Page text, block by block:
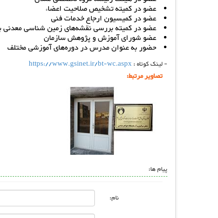
عضو در کمیته تشخیص صلاحیت اعضاء
عضو در کمیسیون ارجاع خدمات فنی
عضو در کمیته بررسی نقشه‌های زمین شناسی
عضو شورای آموزش و پژوهش سازمان
حضور به عنوان مدرس در دوره‌های آموزشی مختلف
- لینک کوتاه : https://www.gsinet.ir/bt-wc.aspx
تصاویر مرتبط:
پیام ها:
نام: